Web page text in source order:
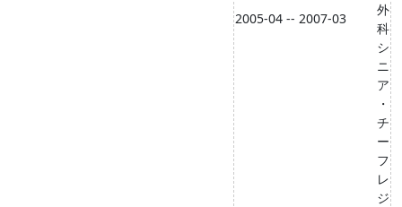
2005-04 -- 2007-03
外
科
シ
ニ
ア
・
チ
ー
フ
レ
ジ